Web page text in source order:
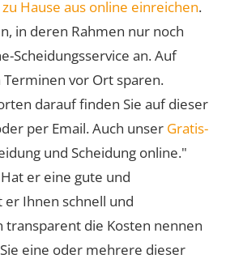
Hause aus online einreichen.
in deren Rahmen nur noch
Scheidungsservice an. Auf
vor Ort sparen.
darauf finden Sie auf dieser
per Email. Auch unser Gratis-
und Scheidung online."
er eine gute und
Ihnen schnell und
transparent die Kosten nennen
eine oder mehrere dieser